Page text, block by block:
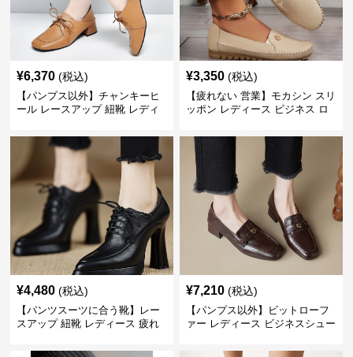
¥6,370 (税込)
【パンプス以外】チャンキーヒ
ール レースアップ 紐靴 レディ
ーツ スクエアトゥ 歩きやすい
¥3,350 (税込)
【疲れない 営業】モカシン スリ
ッポン レディース ビジネス ロ
ジュアル パンプス以外
¥4,480 (税込)
【パンツスーツに合う靴】レー
スアップ 紐靴 レディース 疲れ
ビジネスシューズ
¥7,210 (税込)
【パンプス以外】ビットローフ
ァー レディース ビジネスシュー
トゥ 疲れない スーツ